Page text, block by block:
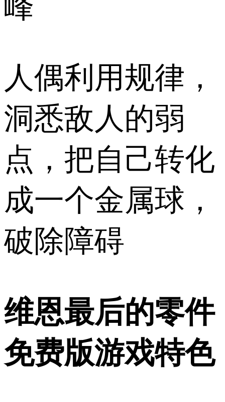
峰
人偶利用规律，
洞悉敌人的弱
点，把自己转化
成一个金属球，
破除障碍
维恩最后的零件
免费版游戏特色